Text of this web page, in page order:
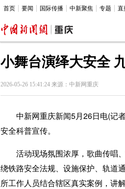
首页 要闻 国际传播 中新聚焦 专题 直
小舞台演绎大安全
2026-05-26 15:41:24 来源：中新网重庆
中新网重庆新闻5月26日电(记者
安全科普宣传。
活动现场氛围浓厚，歌曲传唱、
绕铁路安全法规、设施保护、轨道
所工作人员结合辖区真实案例，讲